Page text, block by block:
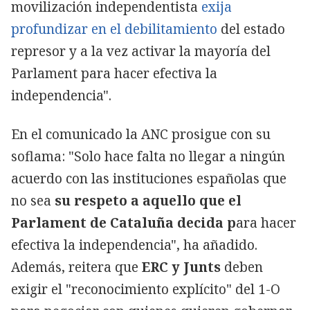
movilización independentista exija
profundizar en el debilitamiento del estado
represor y a la vez activar la mayoría del
Parlament para hacer efectiva la
independencia".
En el comunicado la ANC prosigue con su
soflama: "Solo hace falta no llegar a ningún
acuerdo con las instituciones españolas que
no sea su respeto a aquello que el
Parlament de Cataluña decida para hacer
efectiva la independencia", ha añadido.
Además, reitera que ERC y Junts deben
exigir el "reconocimiento explícito" del 1-O